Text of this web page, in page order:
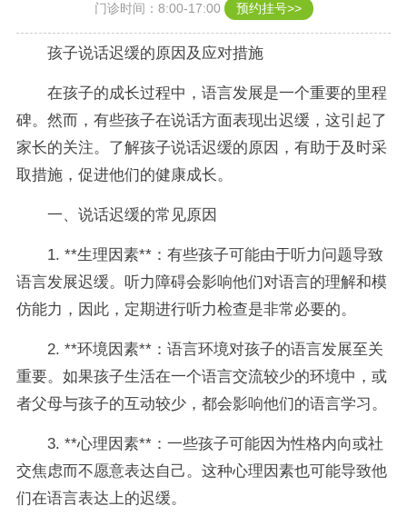
门诊时间：8:00-17:00 预约挂号>>
孩子说话迟缓的原因及应对措施
在孩子的成长过程中，语言发展是一个重要的里程
碑。然而，有些孩子在说话方面表现出迟缓，这引起了
家长的关注。了解孩子说话迟缓的原因，有助于及时采
取措施，促进他们的健康成长。
一、说话迟缓的常见原因
1. **生理因素**：有些孩子可能由于听力问题导致
语言发展迟缓。听力障碍会影响他们对语言的理解和模
仿能力，因此，定期进行听力检查是非常必要的。
2. **环境因素**：语言环境对孩子的语言发展至关
重要。如果孩子生活在一个语言交流较少的环境中，或
者父母与孩子的互动较少，都会影响他们的语言学习。
3. **心理因素**：一些孩子可能因为性格内向或社
交焦虑而不愿意表达自己。这种心理因素也可能导致他
们在语言表达上的迟缓。